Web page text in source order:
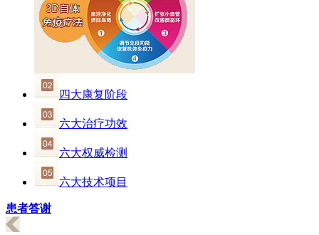
四大康复阶段
六大治疗功效
六大权威检测
六大技术项目
患者答谢